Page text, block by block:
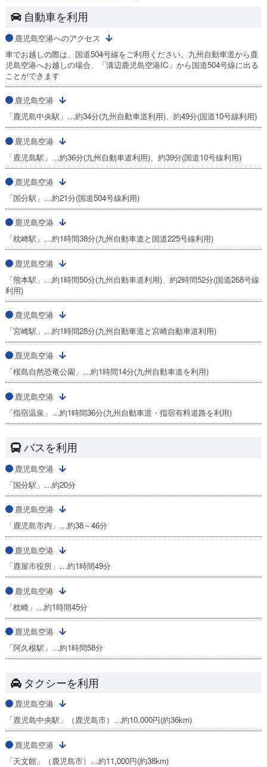
自動車を利用
鹿児島空港へのアクセス
車でお越しの際は、国道504号線をご利用ください。九州自動車道から鹿
児島空港へお越しの場合、「溝辺鹿児島空港IC」から国道504号線に出る
ことができます
鹿児島空港
「鹿児島中央駅」…約34分(九州自動車道利用)、約49分(国道10号線利用)
鹿児島空港
「鹿児島駅」…約36分(九州自動車道利用)、約39分(国道10号線利用)
鹿児島空港
「国分駅」…約21分(国道504号線利用)
鹿児島空港
「枕崎駅」…約1時間38分(九州自動車道と国道225号線利用)
鹿児島空港
「熊本駅」…約1時間50分(九州自動車道利用)、約2時間52分(国道268号線
利用)
鹿児島空港
「宮崎駅」…約1時間28分(九州自動車道と宮崎自動車道利用)
鹿児島空港
「桜島自然恐竜公園」…約1時間14分(九州自動車道を利用)
鹿児島空港
「指宿温泉」…約1時間36分(九州自動車道・指宿有料道路を利用)
バスを利用
鹿児島空港
「国分駅」…約20分
鹿児島空港
「鹿児島市内」…約38～46分
鹿児島空港
「鹿屋市役所」…約1時間49分
鹿児島空港
「枕崎」…約1時間45分
鹿児島空港
「阿久根駅」…約1時間58分
タクシーを利用
鹿児島空港
「鹿児島中央駅」（鹿児島市）…約10,000円(約36km)
鹿児島空港
「天文館」（鹿児島市）…約11,000円(約38km)